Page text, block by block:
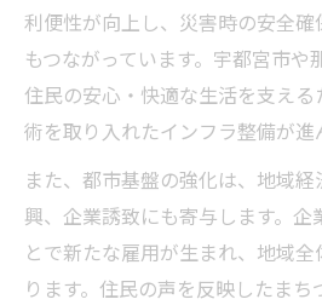
利便性が向上し、災害時の安全確
もつながっています。宇都宮市や
住民の安心・快適な生活を支え
術を取り入れたインフラ整備が進
また、都市基盤の強化は、地域
興、企業誘致にも寄与します。企
とで新たな雇用が生まれ、地域
ります。住民の声を反映したまち